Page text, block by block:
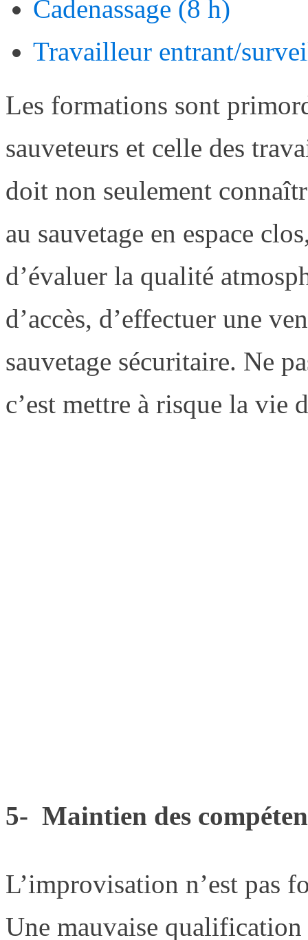
Cadenassage (8 h)
Travailleur entrant/
Les formations sont
sauveteurs et celle des
doit non seulement
au sauvetage en espace
d’évaluer la qualité
d’accès, d’effectuer une
sauvetage sécuritaire. Ne
c’est mettre à risque la vie
5- Maintien des
L’improvisation n’est pas
Une mauvaise